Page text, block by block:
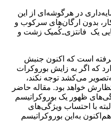
در هرگوشه‌ای از این
بدون ارگان‌های سرکوب و
یک فانتزی‌ـ‌کُمیک زشت و
است که اکنون جنبش
که اگر به ‌زایش بوروکرات
می‌کشد توجه نکند،
خواهد بود. مقاله حاضر
ظهور یک بوروکراتیسم
با احتساب ویژگی‌های
به‌این بوروکراتیسم